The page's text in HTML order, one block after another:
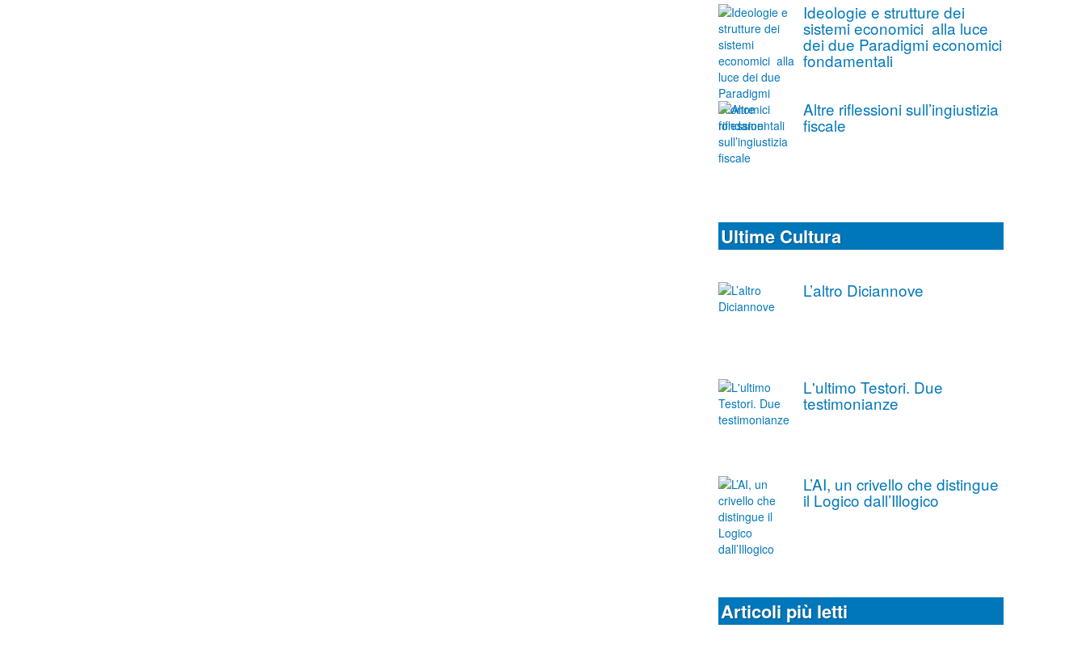
Ideologie e strutture dei
sistemi economici alla luce
dei due Paradigmi economici
fondamentali
Altre riflessioni sull’ingiustizia
fiscale
Ultime Cultura
L’altro Diciannove
L'ultimo Testori. Due
testimonianze
L’AI, un crivello che distingue
il Logico dall’Illogico
Articoli più letti